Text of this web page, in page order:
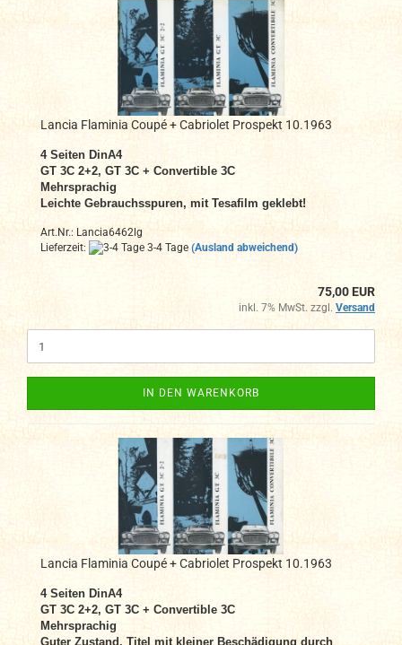
Lancia Flaminia Coupé + Cabriolet Prospekt 10.1963
4 Seiten DinA4
GT 3C 2+2, GT 3C + Convertible 3C
Mehrsprachig
Leichte Gebrauchsspuren, mit Tesafilm geklebt!
Art.Nr.: Lancia6462lg
Lieferzeit:
3-4 Tage (Ausland abweichend)
75,00 EUR
inkl. 7% MwSt. zzgl. Versand
IN DEN WARENKORB
Lancia Flaminia Coupé + Cabriolet Prospekt 10.1963
4 Seiten DinA4
GT 3C 2+2, GT 3C + Convertible 3C
Mehrsprachig
Guter Zustand, Titel mit kleiner Beschädigung durch